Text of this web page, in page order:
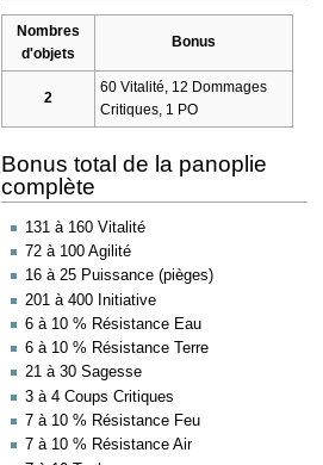
Nombres
d'objets
Bonus
2
60 Vitalité, 12 Dommages
Critiques, 1 PO
Bonus total de la panoplie
complète
131 à 160 Vitalité
72 à 100 Agilité
16 à 25 Puissance (pièges)
201 à 400 Initiative
6 à 10 % Résistance Eau
6 à 10 % Résistance Terre
21 à 30 Sagesse
3 à 4 Coups Critiques
7 à 10 % Résistance Feu
7 à 10 % Résistance Air